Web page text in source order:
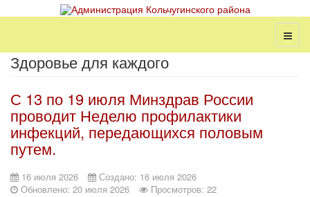
Здоровье для каждого
С 13 по 19 июля Минздрав России
проводит Неделю профилактики
инфекций, передающихся половым
путем.
16 июля 2026
Создано: 16 июля 2026
Обновлено: 20 июля 2026
Просмотров: 22